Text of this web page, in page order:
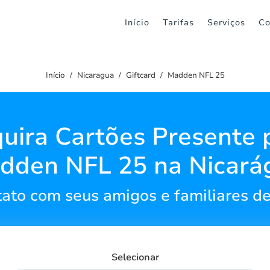
Início Tarifas Serviços
Início Nicaragua Giftcard Madden NFL 25
Cartões Presente
NFL 25 na
com seus amigos e familiares
Selecionar